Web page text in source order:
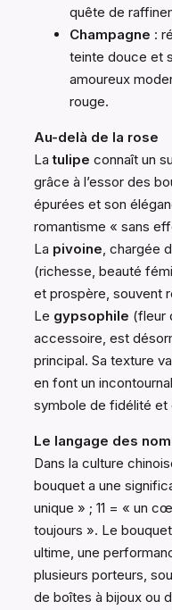
quête de
Champagne :
teinte douce et
amoureux
rouge.
Au-delà de la rose
Latulipe connaît un
grâce à l’essor des
épurées et son
romantisme « sans
La pivoine, chargée
(richesse, beauté
et prospère, souvent
Le gypsophile (fleur
accessoire, est
principal. Sa texture
en font un
symbole de fidélité et
Le langage des
Dans la culture
bouquet a une
unique » ; 11 = « un
toujours ». Le
ultime, une
plusieurs porteurs,
de boîtes à bijoux ou